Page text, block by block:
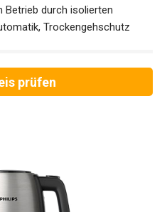
Betrieb durch isolierten
Trockengehschutz
prüfen